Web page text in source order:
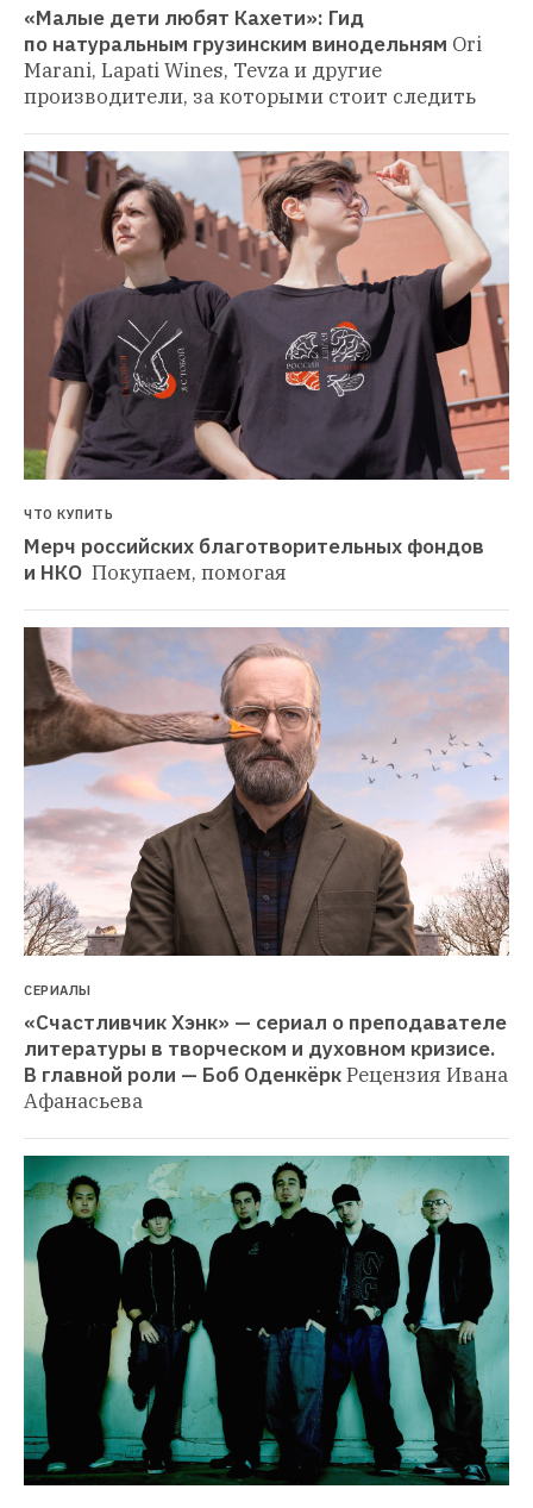
ЧТО КУПИТЬ
Мерч российских благотворительных фондов
Покупаем, помогая
СЕРИАЛЫ
«Счастливчик Хэнк» — сериал о преподавателе
литературы в творческом и духовном кризисе.
В главной роли — Боб Оденкёрк
Рецензия Ивана
Афанасьева
НОВАЯ КЛАССИКА
Альбому «Meteora» Linkin Park 20 лет. Почему
он до сих пор в наших сердцах?Николай
Овчинников — о главной пластинке нулевых